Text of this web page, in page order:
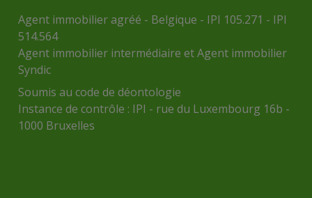
Agent immobilier agréé - Belgique - IPI 105.271 - IPI
514.564
Agent immobilier intermédiaire et Agent immobilier
Syndic
Soumis au code de déontologie
Instance de contrôle : IPI - rue du Luxembourg 16b -
1000 Bruxelles